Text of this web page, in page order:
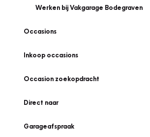
Werken bij Vakgarage Bodegraven
Occasions
Inkoop occasions
Occasion zoekopdracht
Direct naar
Garageafspraak